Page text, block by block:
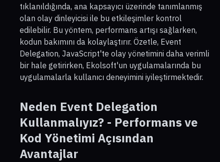
tıklanıldığında, ana kapsayıcı üzerinde tanımlanmış
olan olay dinleyicisi ile bu etkileşimler kontrol
edilebilir. Bu yöntem, performans artışı sağlarken,
kodun bakımını da kolaylaştırır. Özetle, Event
Delegation, JavaScript'te olay yönetimini daha verimli
bir hale getirirken, Ekolsoft'un uygulamalarında bu
uygulamalarla kullanıcı deneyimini iyileştirmektedir.
Neden Event Delegation
Kullanmalıyız? - Performans ve
Kod Yönetimi Açısından
Avantajlar